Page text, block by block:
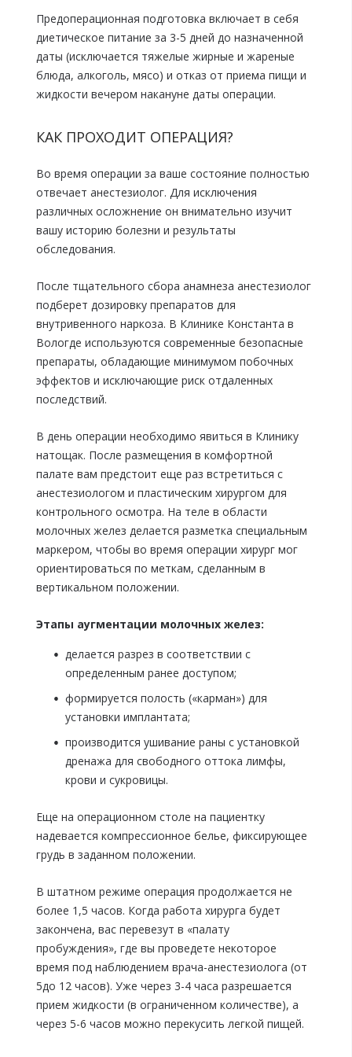
Предоперационная подготовка включает в себя
диетическое питание за 3-5 дней до назначенной
даты (исключается тяжелые жирные и жареные
блюда, алкоголь, мясо) и отказ от приема пищи и
жидкости вечером накануне даты операции.
КАК ПРОХОДИТ ОПЕРАЦИЯ?
Во время операции за ваше состояние полностью
отвечает анестезиолог. Для исключения
различных осложнение он внимательно изучит
вашу историю болезни и результаты
обследования.
После тщательного сбора анамнеза анестезиолог
подберет дозировку препаратов для
внутривенного наркоза. В Клинике Константа в
Вологде используются современные безопасные
препараты, обладающие минимумом побочных
эффектов и исключающие риск отдаленных
последствий.
В день операции необходимо явиться в Клинику
натощак. После размещения в комфортной
палате вам предстоит еще раз встретиться с
анестезиологом и пластическим хирургом для
контрольного осмотра. На теле в области
молочных желез делается разметка специальным
маркером, чтобы во время операции хирург мог
ориентироваться по меткам, сделанным в
вертикальном положении.
Этапы аугментации молочных желез:
делается разрез в соответствии с
определенным ранее доступом;
формируется полость («карман») для
установки имплантата;
производится ушивание раны с установкой
дренажа для свободного оттока лимфы,
крови и сукровицы.
Еще на операционном столе на пациентку
надевается компрессионное белье, фиксирующее
грудь в заданном положении.
В штатном режиме операция продолжается не
более 1,5 часов. Когда работа хирурга будет
закончена, вас перевезут в «палату
пробуждения», где вы проведете некоторое
время под наблюдением врача-анестезиолога (от
5до 12 часов). Уже через 3-4 часа разрешается
прием жидкости (в ограниченном количестве), а
через 5-6 часов можно перекусить легкой пищей.